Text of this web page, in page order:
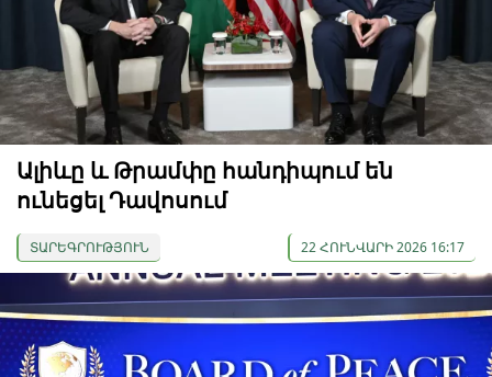
Ալիևը և Թրամփը հանդիպում են
ունեցել Դավոսում
ՏԱՐԵԳՐՈՒԹՅՈՒՆ 22 ՀՈՒՆՎԱՐԻ 2026 16:17